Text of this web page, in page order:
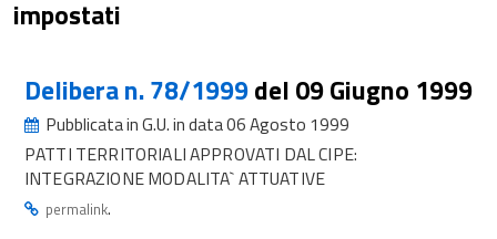
impostati
Delibera n. 78/1999del 09 Giugno 1999
Pubblicata in G.U. in data 06 Agosto 1999
PATTI TERRITORIALI APPROVATI DAL CIPE:
INTEGRAZIONE MODALITA` ATTUATIVE
permalink.